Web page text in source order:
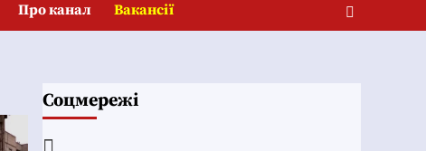
Про канал Вакансії
Соцмережі